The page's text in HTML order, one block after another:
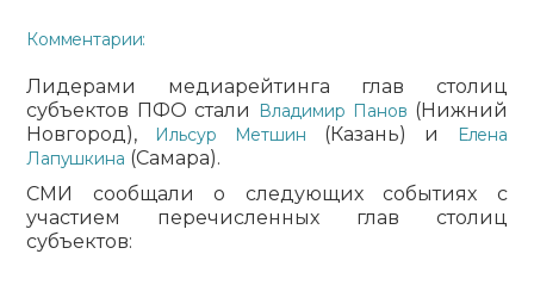
Комментарии:
Лидерами медиарейтинга глав столиц
субъектов ПФО стали
Владимир Панов (Нижний
Новгород),
Ильсур Метшин (Казань) и
Елена
Лапушкина (Самара).
СМИ сообщали о следующих событиях с
участием перечисленных глав столиц
субъектов: